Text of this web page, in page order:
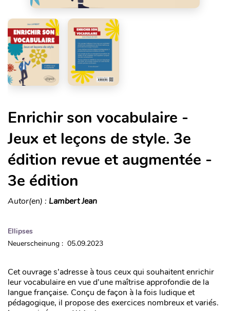
Enrichir son vocabulaire -
Jeux et leçons de style. 3e
édition revue et augmentée -
3e édition
Autor(en) : Lambert Jean
Ellipses
Neuerscheinung : 05.09.2023
Cet ouvrage s’adresse à tous ceux qui souhaitent enrichir
leur vocabulaire en vue d’une maîtrise approfondie de la
langue française. Conçu de façon à la fois ludique et
pédagogique, il propose des exercices nombreux et variés.